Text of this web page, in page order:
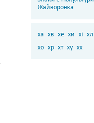
Жайворонка
ха хв хе хи хі хл
хо хр хт ху хх